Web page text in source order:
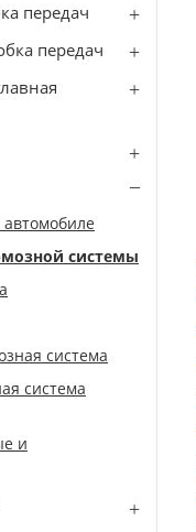
передач
передач
системы
система
система
и